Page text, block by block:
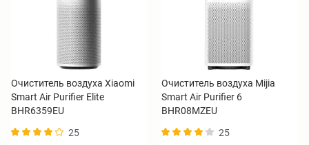
Очиститель воздуха Xiaomi
Smart Air Purifier Elite
BHR6359EU
25
Очиститель воздуха Mijia
Smart Air Purifier 6
BHR08MZEU
25